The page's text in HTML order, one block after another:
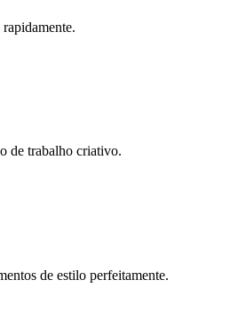
de trabalho criativo.
de estilo perfeitamente.